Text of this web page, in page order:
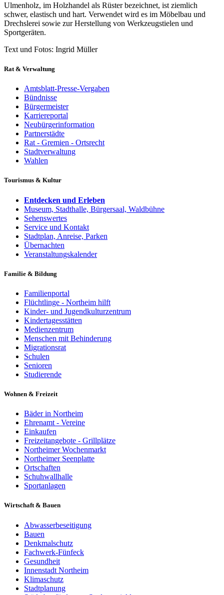
Ulmenholz, im Holzhandel als Rüster bezeichnet, ist ziemlich
schwer, elastisch und hart. Verwendet wird es im Möbelbau und
Drechslerei sowie zur Herstellung von Werkzeugstielen und
Sportgeräten.
Text und Fotos: Ingrid Müller
Rat & Verwaltung
Amtsblatt-Presse-Vergaben
Bündnisse
Bürgermeister
Karriereportal
Neubürgerinformation
Partnerstädte
Rat - Gremien - Ortsrecht
Stadtverwaltung
Wahlen
Tourismus & Kultur
Entdecken und Erleben
Museum, Stadthalle, Bürgersaal, Waldbühne
Sehenswertes
Service und Kontakt
Stadtplan, Anreise, Parken
Übernachten
Veranstaltungskalender
Familie & Bildung
Familienportal
Flüchtlinge - Northeim hilft
Kinder- und Jugendkulturzentrum
Kindertagesstätten
Medienzentrum
Menschen mit Behinderung
Migrationsrat
Schulen
Senioren
Studierende
Wohnen & Freizeit
Bäder in Northeim
Ehrenamt - Vereine
Einkaufen
Freizeitangebote - Grillplätze
Northeimer Wochenmarkt
Northeimer Seenplatte
Ortschaften
Schuhwallhalle
Sportanlagen
Wirtschaft & Bauen
Abwasserbeseitigung
Bauen
Denkmalschutz
Fachwerk-Fünfeck
Gesundheit
Innenstadt Northeim
Klimaschutz
Stadtplanung